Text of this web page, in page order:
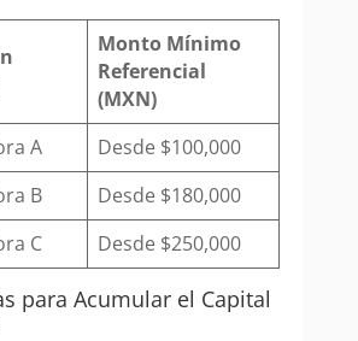
Monto Mínimo
Referencial
(MXN)
A
Desde $100,000
B
Desde $180,000
C
Desde $250,000
para Acumular el Capital